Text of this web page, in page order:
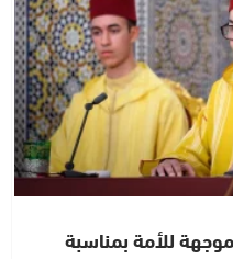
للأمة بمناسبة